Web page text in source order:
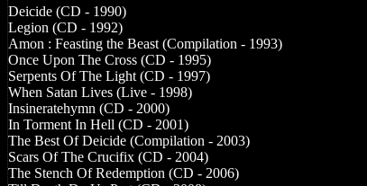
Deicide (CD - 1990)
Legion (CD - 1992)
Amon : Feasting the Beast (Compilation - 1993)
Once Upon The Cross (CD - 1995)
Serpents Of The Light (CD - 1997)
When Satan Lives (Live - 1998)
Insineratehymn (CD - 2000)
In Torment In Hell (CD - 2001)
The Best Of Deicide (Compilation - 2003)
Scars Of The Crucifix (CD - 2004)
The Stench Of Redemption (CD - 2006)